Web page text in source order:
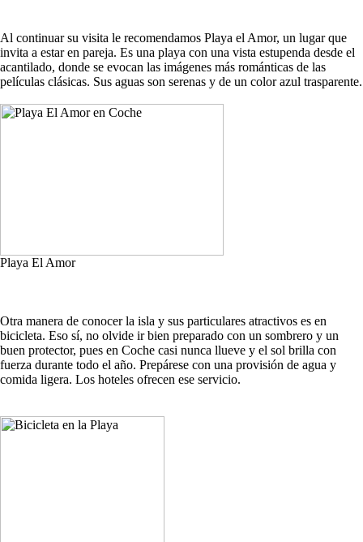
Al continuar su visita le recomendamos Playa el Amor, un lugar que
invita a estar en pareja. Es una playa con una vista estupenda desde el
acantilado, donde se evocan las imágenes más románticas de las
películas clásicas. Sus aguas son serenas y de un color azul trasparente.
Playa El Amor
Otra manera de conocer la isla y sus particulares atractivos es en
bicicleta. Eso sí, no olvide ir bien preparado con un sombrero y un
buen protector, pues en Coche casi nunca llueve y el sol brilla con
fuerza durante todo el año. Prepárese con una provisión de agua y
comida ligera. Los hoteles ofrecen ese servicio.